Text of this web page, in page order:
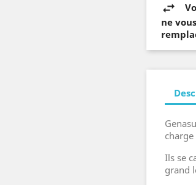
ne
Ils se
grand